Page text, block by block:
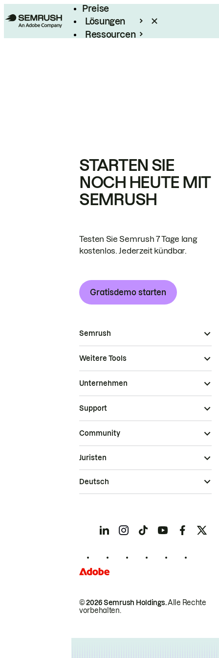
Preise
Lösungen
Ressourcen
STARTEN SIE
NOCH HEUTE MIT
SEMRUSH
Testen Sie Semrush 7 Tage lang
kostenlos. Jederzeit kündbar.
Gratisdemo starten
Semrush
Weitere Tools
Unternehmen
Support
Community
© 2026 Semrush Holdings.Alle Rechte
vorbehalten.
Juristen
Deutsch